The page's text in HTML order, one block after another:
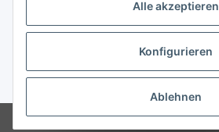
Alle akzeptieren
Konfigurieren
Ablehnen
* Alle Preise inkl. gesetzlicher USt., zzgl.